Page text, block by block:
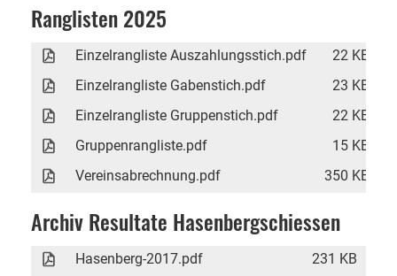
Ranglisten 2025
Einzelrangliste Auszahlungsstich.pdf
22 KB
Einzelrangliste Gabenstich.pdf
23 KB
Einzelrangliste Gruppenstich.pdf
22 KB
Gruppenrangliste.pdf
15 KB
Vereinsabrechnung.pdf
350 KB
Archiv Resultate Hasenbergschiessen
Hasenberg-2017.pdf
231 KB